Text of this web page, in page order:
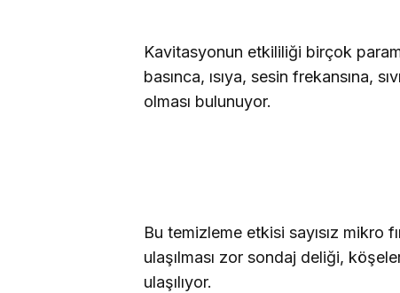
Kavitasyonun etkililiği birçok
basınca, ısıya, sesin frekansına,
olması bulunuyor.
Bu temizleme etkisi sayısız mikro
ulaşılması zor sondaj deliği,
ulaşılıyor.